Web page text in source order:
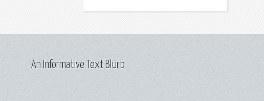
An Informative Text Blurb